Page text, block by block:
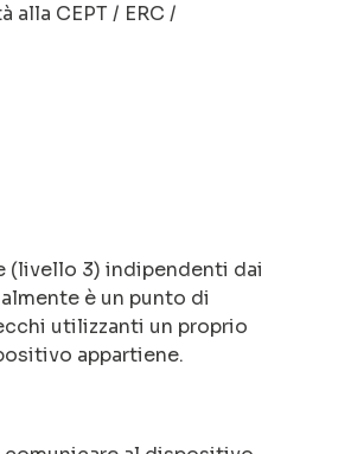
CEPT / ERC /
(livello 3) indipendenti dai
è un punto di
utilizzanti un proprio
appartiene.